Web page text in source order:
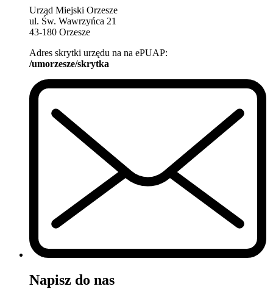
Urząd Miejski Orzesze
ul. Św. Wawrzyńca 21
43-180 Orzesze
Adres skrytki urzędu na na ePUAP:
/umorzesze/skrytka
Napisz do nas